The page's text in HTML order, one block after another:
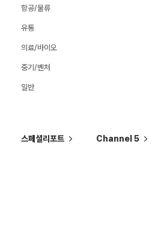
항공/물류
유통
의료/바이오
중기/벤처
일반
스페셜리포트 Channel 5